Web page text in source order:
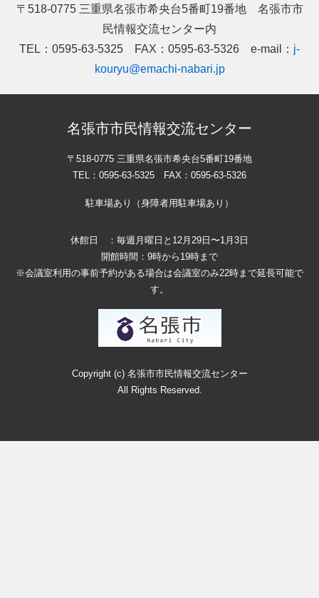
〒518-0775 三重県名張市希央台5番町19番地 名張市市
民情報交流センター内
TEL：0595-63-5325 FAX：0595-63-5326 e-mail： j-
kouryu@emachi-nabari.jp
名張市市民情報交流センター
〒518-0775 三重県名張市希央台5番町19番地
TEL：0595-63-5325 FAX：0595-63-5326
駐車場あり（身障者用駐車場あり）
休館日 ：毎週月曜日と12月29日〜1月3日
開館時間：9時から19時まで
※会議室利用の事前予約がある場合は会議室のみ22時まで延長可能で
す。
Copyright (c) 名張市市民情報交流センター
All Rights Reserved.